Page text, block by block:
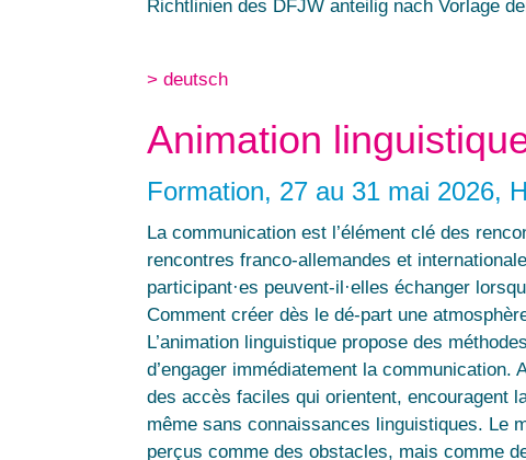
Richtlinien des DFJW anteilig nach Vorlage
> deutsch
Animation
Formation, 27 au 31 mai 2026,
La communication est l’élément clé des
rencontres franco-allemandes et
participant·es peuvent-il·elles échanger
Comment créer dès le dé-part une
L’animation linguistique propose des
d’engager immédiatement la
des accès faciles qui orientent, encouragent
même sans connaissances linguistiques. Le
perçus comme des obstacles, mais comme